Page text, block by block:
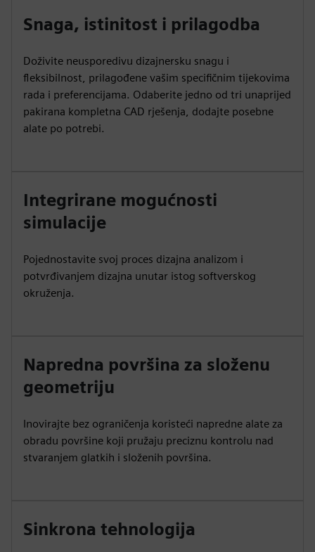
Snaga, istinitost i prilagodba
Doživite neusporedivu dizajnersku snagu i
fleksibilnost, prilagođene vašim specifičnim tijekovima
rada i preferencijama. Odaberite jedno od tri unaprijed
pakirana kompletna CAD rješenja, dodajte posebne
alate po potrebi.
Integrirane mogućnosti
simulacije
Pojednostavite svoj proces dizajna analizom i
potvrđivanjem dizajna unutar istog softverskog
okruženja.
Napredna površina za složenu
geometriju
Inovirajte bez ograničenja koristeći napredne alate za
obradu površine koji pružaju preciznu kontrolu nad
stvaranjem glatkih i složenih površina.
Sinkrona tehnologija